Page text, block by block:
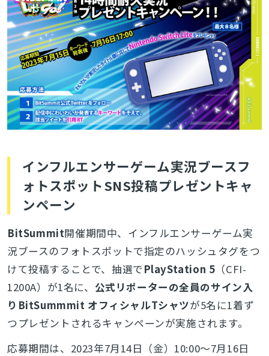
インフルエンサーゲーム実況ブースフ
ォトスポットSNS投稿プレゼントキャ
ンペーン
BitSummit開催期間中、インフルエンサーゲーム実
況ブースのフォトスポットで指定のハッシュタグをつ
けて投稿することで、抽選で PlayStation 5 （CFI-
1200A）が1名に、 公式リポーターの全員のサイン入
りBitSummmit オフィシャルTシャツが5名に1着ず
つプレゼントされるキャンペーンが実施されます。
応募期間は、2023年7月14日（金）10:00〜7月16日